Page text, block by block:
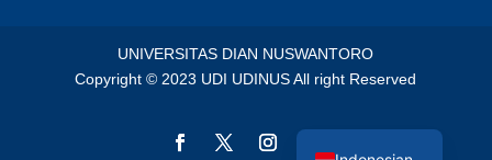
UNIVERSITAS DIAN NUSWANTORO
Copyright © 2023 UDI UDINUS All right Reserved